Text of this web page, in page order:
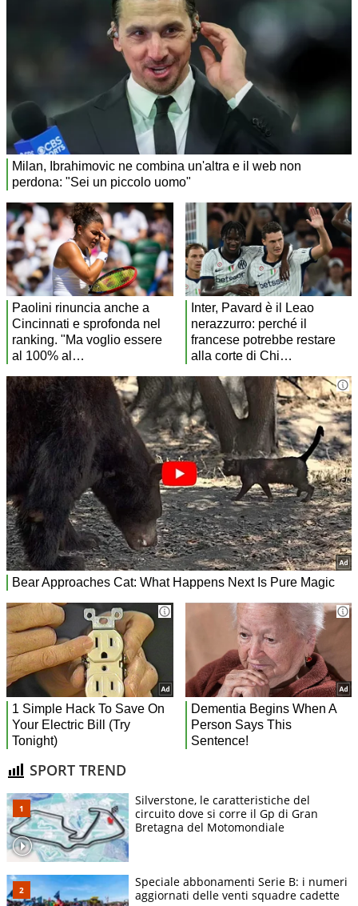
SPORT TREND
Silverstone, le caratteristiche del
circuito dove si corre il Gp di Gran
Bretagna del Motomondiale
Speciale abbonamenti Serie B: i numeri
aggiornati delle venti squadre cadette